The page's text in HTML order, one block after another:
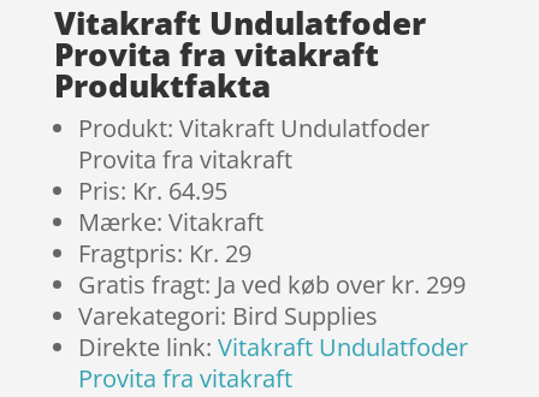
Vitakraft Undulatfoder
Provita fra vitakraft
Produktfakta
Produkt: Vitakraft Undulatfoder
Provita fra vitakraft
Pris: Kr. 64.95
Mærke: Vitakraft
Fragtpris: Kr. 29
Gratis fragt: Ja ved køb over kr. 299
Varekategori: Bird Supplies
Direkte link: Vitakraft Undulatfoder
Provita fra vitakraft